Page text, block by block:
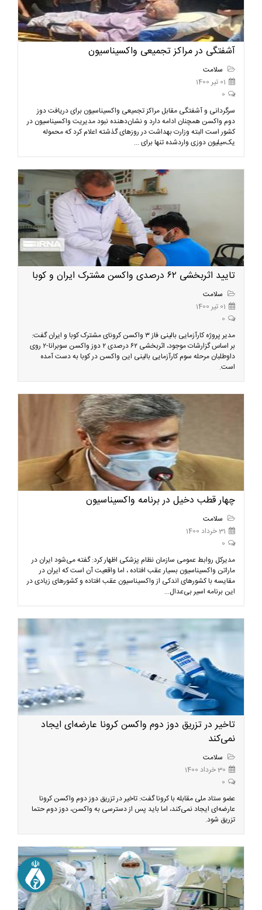
آشفتگی در مراکز تجمیعی واکسیناسیون
سلامت
01 تیر 1400
0
سرگردانی و آشفتگی مقابل مراکز تجمیعی واکسیناسیون برای دریافت دوز
دوم واکسن همچنان ادامه دارد و نشان‌دهنده نبود مدیریت واکسیناسیون در
کشور است البته وزارت بهداشت در روزهای گذشته اعلام کرد که محموله
یک‌میلیون دوزی واردشده تنها برای ...
تایید اثربخشی ۶۲ درصدی واکسن مشترک ایران و کوبا
سلامت
01 تیر 1400
0
مدیر پروژه کارآزمایی بالینی فاز ۳ واکسن کرونای مشترک کوبا و ایران گفت:
بر اساس گزارشات موجود، اثربخشی ۶۲ درصدی ۲ دوز واکسن سوبرانا-۲ روی
داوطلبان مرحله سوم کارآزمایی‌ بالینی این واکسن در کوبا به دست آمده
است.
چهار قطب دخیل در برنامه واکسیناسیون
سلامت
31 خرداد 1400
0
مدیرکل روابط عمومی سازمان نظام پزشکی اظهار کرد: گفته می‌شود ایران در
ماراتن واکسیناسیون بسیار عقب افتاده ، اما واقعیت آن است که ایران در
مقایسه با کشورهای اندکی از واکسیناسیون عقب افتاده‌ و کشورهای زیادی در
این برنامه اسیر بی‌عدال...
تاخیر در تزریق دوز دوم واکسن کرونا عارضه‌ای ایجاد
نمی‌کند
سلامت
30 خرداد 1400
0
عضو ستاد ملی مقابله با کرونا گفت: تاخیر در تزریق دوز دوم واکسن کرونا
عارضه‌ای ایجاد نمی‌کند، اما باید پس از دسترسی به واکسن، دوز دوم حتما
تزریق شود.